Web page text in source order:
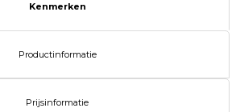
Kenmerken
Productinformatie
Prijsinformatie